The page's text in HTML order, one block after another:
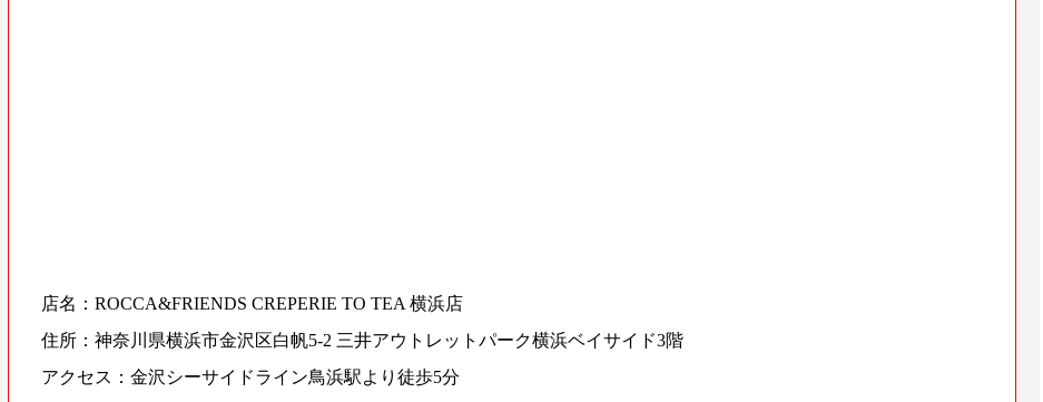
店名：ROCCA&FRIENDS CREPERIE TO TEA 横浜店
住所：神奈川県横浜市金沢区白帆5-2 三井アウトレットパーク横浜ベイサイド3階
アクセス：金沢シーサイドライン鳥浜駅より徒歩5分